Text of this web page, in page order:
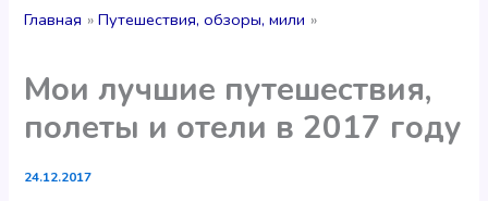
Главная Путешествия, обзоры, мили
Мои лучшие путешествия,
полеты и отели в 2017 году
24.12.2017